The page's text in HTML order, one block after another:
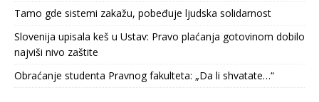
Tamo gde sistemi zakažu, pobeđuje ljudska solidarnost
Slovenija upisala keš u Ustav: Pravo plaćanja gotovinom dobilo
najviši nivo zaštite
Obraćanje studenta Pravnog fakulteta: „Da li shvatate…“